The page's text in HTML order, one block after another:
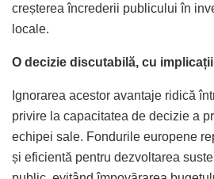
creșterea încrederii publicului în
locale.
O decizie discutabilă, cu
Ignorarea acestor avantaje ridică
privire la capacitatea de decizie a
echipei sale. Fondurile europene
și eficientă pentru dezvoltarea